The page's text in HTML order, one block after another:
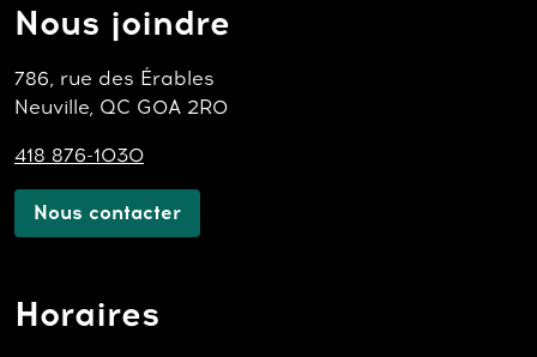
Nous joindre
786, rue des Érables
Neuville, QC G0A 2R0
418 876-1030
Nous contacter
Horaires